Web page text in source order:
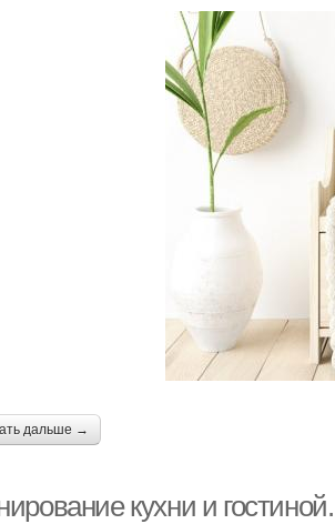
дальше →
кухни и